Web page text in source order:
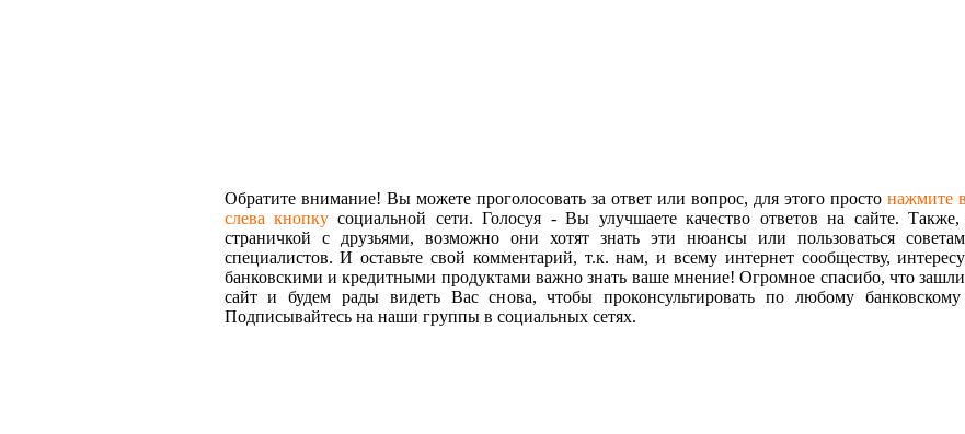
Обратите внимание! Вы можете проголосовать за ответ или вопрос, для этого просто нажмите
слева кнопкусоциальной сети. Голосуя - Вы улучшаете качество ответов на сайте. Также,
страничкой с друзьями, возможно они хотят знать эти нюансы или пользоваться
специалистов. И оставьте свой комментарий, т.к. нам, и всему интернет сообществу,
банковскими и кредитными продуктами важно знать ваше мнение! Огромное спасибо, что
сайт и будем рады видеть Вас снова, чтобы проконсультировать по любому банковскому
Подписывайтесь на наши группы в социальных сетях.